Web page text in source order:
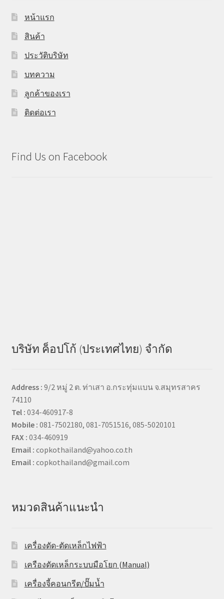
หน้าแรก
สินค้า
ประวัติบริษัท
บทความ
ลูกค้าของเรา
ติดต่อเรา
Find Us on Facebook
บริษัท ค็อปโก้ (ประเทศไทย) จำกัด
Address : 9/2 หมู่ 2 ต. ท่าเสา อ.กระทุ่มแบน จ.สมุทรสาคร
74110
Tel : 034-460917-8
Mobile : 081-7502180, 081-7051516, 085-5020101
FAX : 034-460919
Email : copkothailand@yahoo.co.th
Email : copkothailand@gmail.com
หมวดสินค้าแนะนำ
เครื่องดัด-ตัดเหล็กไฟฟ้า
เครืองดัดเหล็กระบบมือโยก (Manual)
เครื่องจี้คอนกรีต/ปั๊มน้ำ